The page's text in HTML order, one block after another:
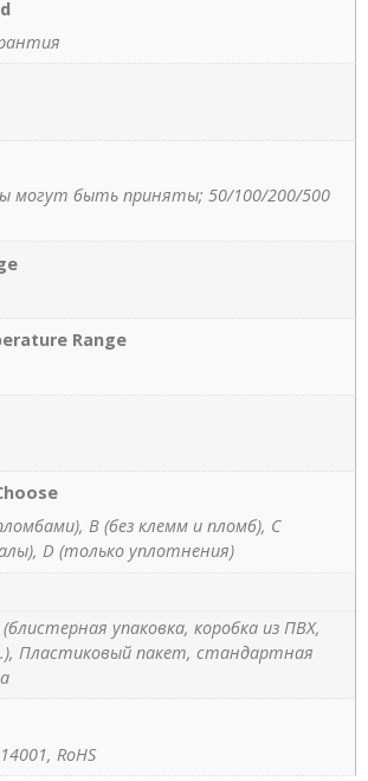
могут быть приняты; 50/100/200/500
Range
B (без клемм и пломб), C
D (только уплотнения)
упаковка, коробка из ПВХ,
Пластиковый пакет, стандартная
RoHS